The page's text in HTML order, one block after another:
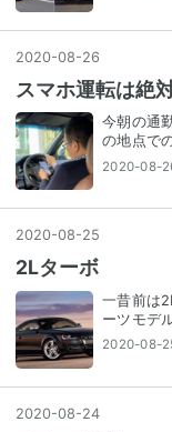
2020-08-26
スマホ運転は絶
今朝の通
の地点で
2020-08-
2020-08-25
2Lターボ
一昔前は
ーツモデ
2020-08-
2020-08-24